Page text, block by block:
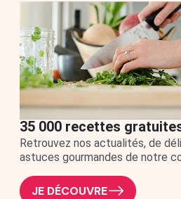
35 000 recettes
Retrouvez nos actualités, de
astuces gourmandes de notre
JE DÉCOUVRE